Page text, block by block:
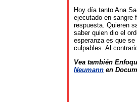
Hoy día tanto Ana
ejecutado en sangre
respuesta. Quieren
saber quien dio el
esperanza es que
culpables. Al
Vea también
Neumann en